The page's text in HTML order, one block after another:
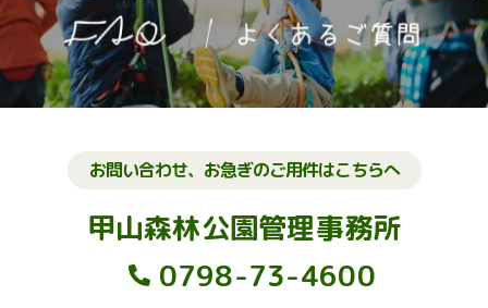
お問い合わせ、お急ぎのご用件はこちらへ
甲山森林公園管理事務所
0798-73-4600